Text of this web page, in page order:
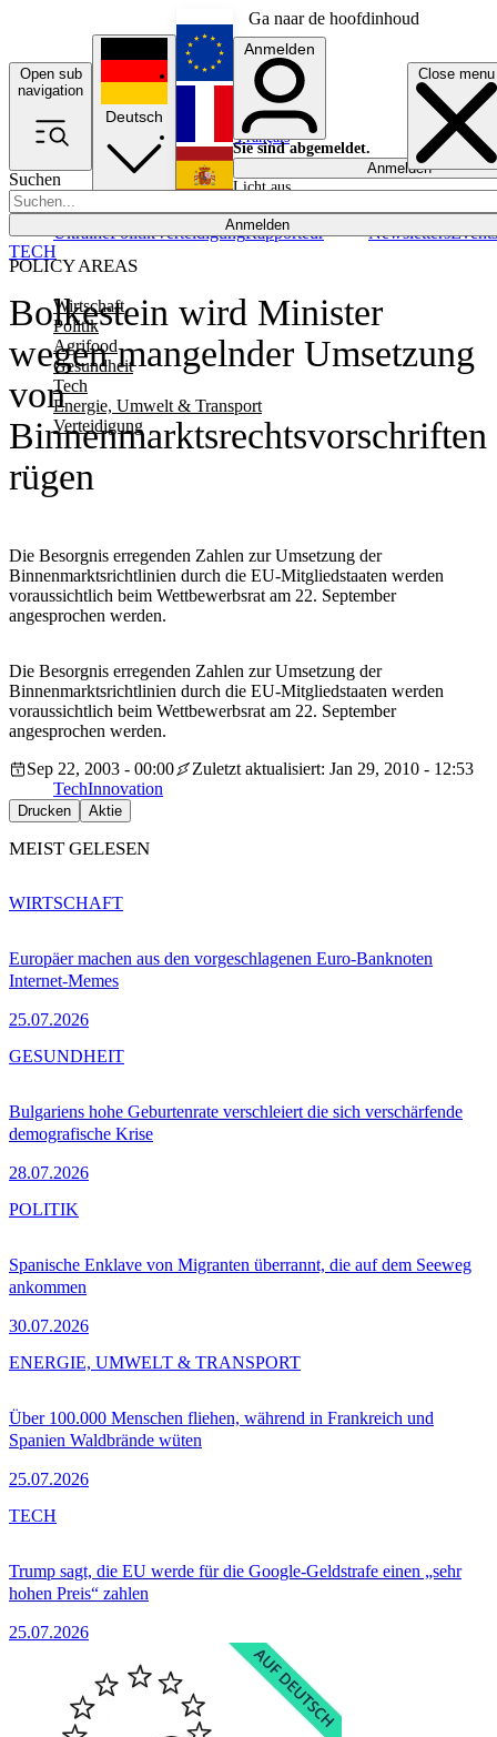
Ga naar de hoofdinhoud
Open sub
navigation
Close menu
Suchen
Anmelden
POLICY AREAS
Wirtschaft
Politik
Agrifood
Gesundheit
Tech
Energie, Umwelt & Transport
Verteidigung
UkrainePolitikVerteidigungRapporteur NewslettersEvents
Deutsch
English
Français
Anmelden
Sie sind abgemeldet.
Anmelden
Licht aus
Bolkestein wird Minister
wegen mangelnder Umsetzung
von
Binnenmarktsrechtsvorschriften
rügen
Die Besorgnis erregenden Zahlen zur Umsetzung der
Binnenmarktsrichtlinien durch die EU-Mitgliedstaaten werden
voraussichtlich beim Wettbewerbsrat am 22. September
angesprochen werden.
TECH
Die Besorgnis erregenden Zahlen zur Umsetzung der
Binnenmarktsrichtlinien durch die EU-Mitgliedstaaten werden
voraussichtlich beim Wettbewerbsrat am 22. September
angesprochen werden.
Sep 22, 2003 - 00:00
Zuletzt aktualisiert: Jan 29, 2010 - 12:53
TechInnovation
Drucken Aktie
MEIST GELESEN
Europäer machen aus den vorgeschlagenen Euro-Banknoten
Internet-Memes
25.07.2026
WIRTSCHAFT
Bulgariens hohe Geburtenrate verschleiert die sich verschärfende
demografische Krise
28.07.2026
GESUNDHEIT
Spanische Enklave von Migranten überrannt, die auf dem Seeweg
ankommen
30.07.2026
POLITIK
Über 100.000 Menschen fliehen, während in Frankreich und
Spanien Waldbrände wüten
25.07.2026
ENERGIE, UMWELT & TRANSPORT
Trump sagt, die EU werde für die Google-Geldstrafe einen „sehr
hohen Preis“ zahlen
25.07.2026
TECH